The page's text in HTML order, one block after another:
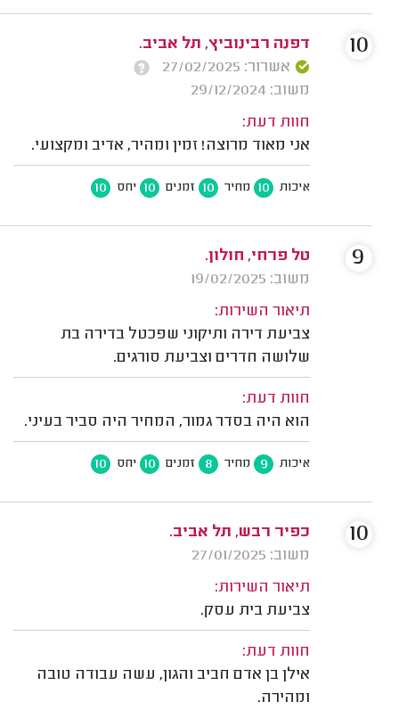
דפנה רבינוביץ, תל אביב.
אשרור: 27/02/2025
משוב: 29/12/2024
חוות דעת:
אני מאוד מרוצה! זמין ומהיר, אדיב ומקצועי.
איכות 10 מחיר 10 זמנים 10 יחס 10
10
טל פרחי, חולון.
משוב: 19/02/2025
תיאור השירות:
צביעת דירה ותיקוני שפכטל בדירה בת
שלושה חדרים וצביעת סורגים.
חוות דעת:
הוא היה בסדר גמור, המחיר היה סביר בעיני.
איכות 9 מחיר 8 זמנים 10 יחס 10
9
כפיר רבש, תל אביב.
משוב: 27/01/2025
תיאור השירות:
צביעת בית עסק.
חוות דעת:
אילן בן אדם חביב והגון, עשה עבודה טובה
ומהירה.
10